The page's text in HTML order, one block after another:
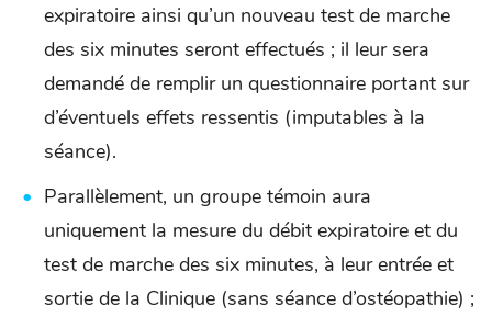
expiratoire ainsi qu’un nouveau test de marche
des six minutes seront effectués ; il leur sera
demandé de remplir un questionnaire portant sur
d’éventuels effets ressentis (imputables à la
séance).
Parallèlement, un groupe témoin aura
uniquement la mesure du débit expiratoire et du
test de marche des six minutes, à leur entrée et
sortie de la Clinique (sans séance d’ostéopathie) ;